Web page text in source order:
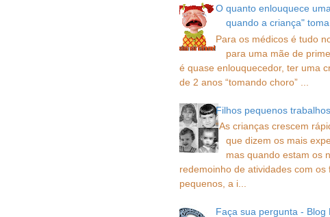
O quanto enlouquece
quando a criança"
Para os médicos é tudo
para uma mãe de
é quase enlouquecedor, ter uma
de 2 anos “tomando choro” ...
Filhos pequenos
“As crianças crescem
que dizem os mais
mas quando estam os
redemoinho de atividades com os
pequenos, a i...
Faça sua pergunta - Blog